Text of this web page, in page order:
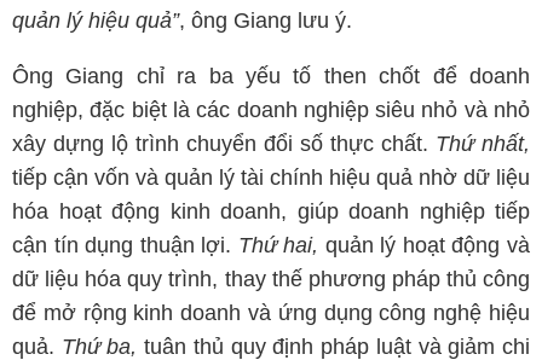
quản lý hiệu quả”, ông Giang lưu ý.
Ông Giang chỉ ra ba yếu tố then chốt để doanh
nghiệp, đặc biệt là các doanh nghiệp siêu nhỏ và nhỏ
xây dựng lộ trình chuyển đổi số thực chất. Thứ nhất,
tiếp cận vốn và quản lý tài chính hiệu quả nhờ dữ liệu
hóa hoạt động kinh doanh, giúp doanh nghiệp tiếp
cận tín dụng thuận lợi. Thứ hai, quản lý hoạt động và
dữ liệu hóa quy trình, thay thế phương pháp thủ công
để mở rộng kinh doanh và ứng dụng công nghệ hiệu
quả. Thứ ba, tuân thủ quy định pháp luật và giảm chi